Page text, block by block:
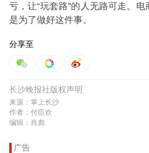
亏，让“玩套路”的人无路可走。
是为了做好这件事。
分享至
长沙晚报社版权声明
来源：掌上长沙
作者：付臣欢
编辑：肖彪
广告